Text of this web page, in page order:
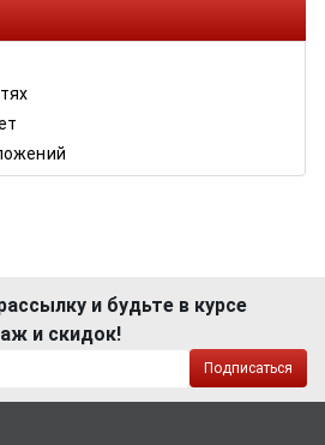
и будьте в курсе
и скидок!
Подписаться